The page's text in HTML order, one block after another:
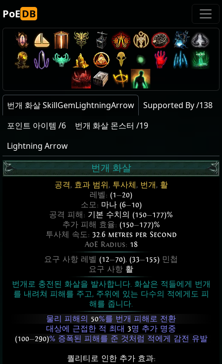
PoEDB
번개 화살 SkillGemLightningArrow
Supported By /138
포인트 아이템 /6
번개 화살 몬스터 /19
Lightning Arrow
번개 화살
공격, 효과 범위 , 투사체 , 번개, 활
레벨: (1—20)
소모: 마나 (6—10)
공격 피해: 기본 수치의 (150—177)%
추가 피해 효율: (150—177)%
투사체 속도: 32.6 metres per Second
AoE Radius: 18
요구 사항 레벨 (12—70), (33—155) 민첩
요구 사항 활
번개로 충전된 화살을 발사합니다. 화살은 적들에게 번개
를 내려쳐 피해를 주고, 주위에 있는 다수의 적에게도 피
해를 줍니다.
물리 피해의 50%를 번개 피해로 전환
대상에 근접한 적 최대 3명 추가 명중
(100—290)% 증폭된 피해를 준 것처럼 적에게 감전 유발
퀄리티로 인한 추가 효과: